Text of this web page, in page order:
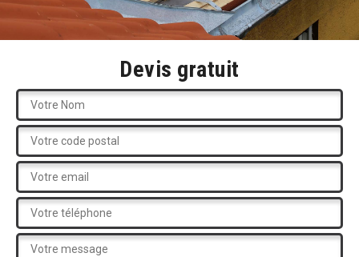
Devis gratuit